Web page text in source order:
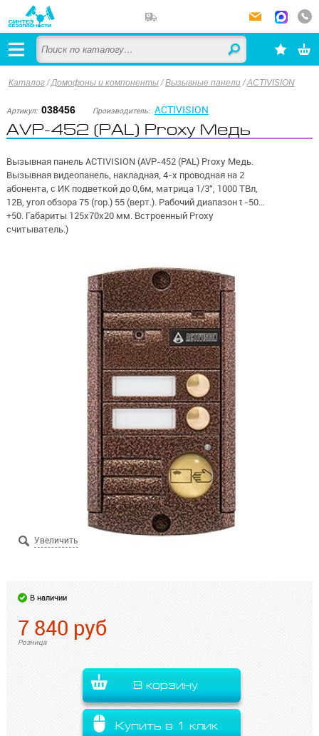
Каталог/Домофоны и компоненты /Вызывные панели /ACTIVISION
Артикул: 038456 Производитель: ACTIVISION
AVP-452 (PAL) Proxy Медь
Вызывная панель ACTIVISION (AVP-452 (PAL) Proxy Медь.
Вызывная видеопанель, накладная, 4-х проводная на 2
абонента, с ИК подветкой до 0,6м, матрица 1/3", 1000 ТВл,
12В, угол обзора 75 (гор.) 55 (верт.). Рабочий диапазон t -50…
+50. Габариты 125х70х20 мм. Встроенный Proxy
считыватель.)
В наличии
7 840 руб
Розница
В корзину
Купить в 1 клик